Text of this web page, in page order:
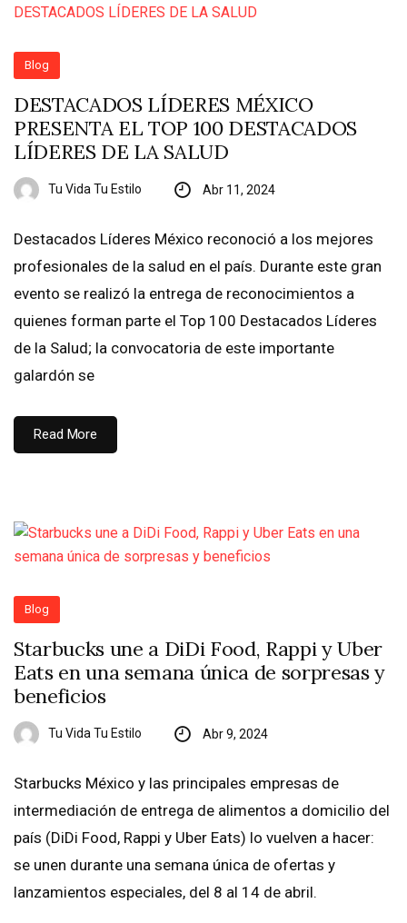
Blog
DESTACADOS LÍDERES MÉXICO
PRESENTA EL TOP 100 DESTACADOS
LÍDERES DE LA SALUD
Tu Vida Tu Estilo Abr 11, 2024
Destacados Líderes México reconoció a los mejores
profesionales de la salud en el país. Durante este gran
evento se realizó la entrega de reconocimientos a
quienes forman parte el Top 100 Destacados Líderes
de la Salud; la convocatoria de este importante
galardón se
Read More
Blog
Starbucks une a DiDi Food, Rappi y Uber
Eats en una semana única de sorpresas y
beneficios
Tu Vida Tu Estilo Abr 9, 2024
Starbucks México y las principales empresas de
intermediación de entrega de alimentos a domicilio del
país (DiDi Food, Rappi y Uber Eats) lo vuelven a hacer:
se unen durante una semana única de ofertas y
lanzamientos especiales, del 8 al 14 de abril.